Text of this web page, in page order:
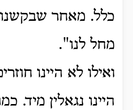
כלל. מאחר
מחל לנו".
ואילו לא היינו
היינו נגאלין מיד.